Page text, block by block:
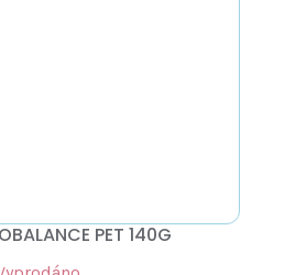
PET 140G